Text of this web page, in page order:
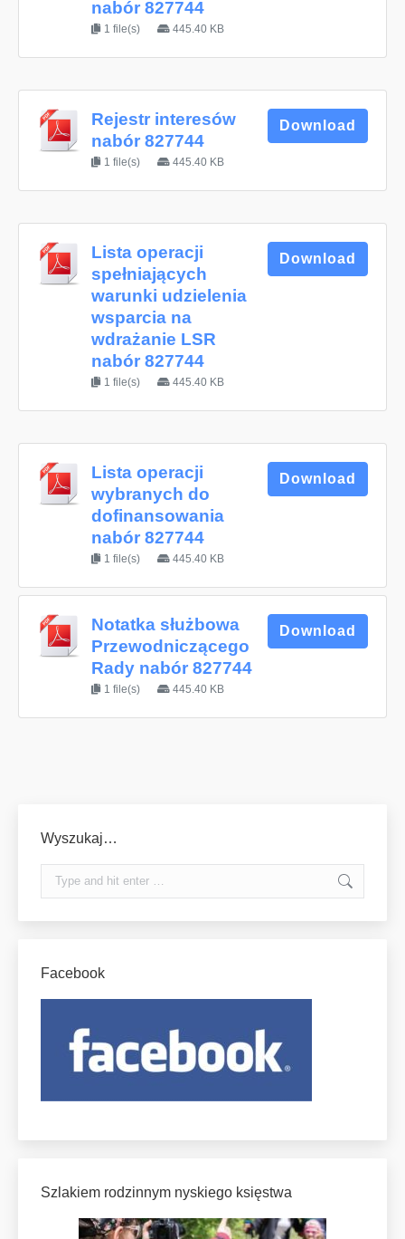
nabór 827744
1 file(s) 445.40 KB
Rejestr interesów
nabór 827744
1 file(s) 445.40 KB
Download
Lista operacji
spełniających
warunki udzielenia
wsparcia na
wdrażanie LSR
nabór 827744
1 file(s) 445.40 KB
Download
Lista operacji
wybranych do
dofinansowania
nabór 827744
1 file(s) 445.40 KB
Download
Notatka służbowa
Przewodniczącego
Rady nabór 827744
1 file(s) 445.40 KB
Download
Wyszukaj…
Search:
Facebook
Szlakiem rodzinnym nyskiego księstwa